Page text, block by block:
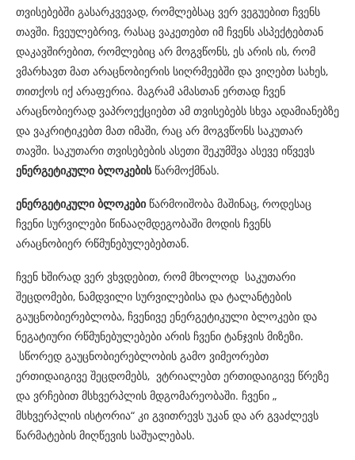
თვისებებში გასარკვევად, რომლებსაც ვერ ვეგუებით ჩვენს
თავში. ჩვეულებრივ, რასაც ვაკეთებთ იმ ჩვენს ასპექტებთან
დაკავშირებით, რომლებიც არ მოგვწონს, ეს არის ის, რომ
ვმარხავთ მათ არაცნობიერის სიღრმეებში და ვიღებთ სახეს,
თითქოს იქ არაფერია. მაგრამ ამასთან ერთად ჩვენ
არაცნობიერად ვაპროექციებთ ამ თვისებებს სხვა ადამიანებზე
და ვაკრიტიკებთ მათ იმაში, რაც არ მოგვწონს საკუთარ
თავში. საკუთარი თვისებების ასეთი შეკუმშვა ასევე იწვევს
ენერგეტიკული ბლოკებისწარმოქმნას.
ენერგეტიკული ბლოკები წარმოიშობა მაშინაც, როდესაც
ჩვენი სურვილები წინააღმდეგობაში მოდის ჩვენს
არაცნობიერ რწმუნებულებებთან.
ჩვენ ხშირად ვერ ვხვდებით, რომ მხოლოდ საკუთარი
შეცდომები, ნამდვილი სურვილებისა და ტალანტების
გაუცნობიერებლობა, ჩვენივე ენერგეტიკული ბლოკები და
ნეგატიური რწმუნებულებები არის ჩვენი ტანჯვის მიზეზი.
სწორედ გაუცნობიერებლობის გამო ვიმეორებთ
ერთიდაიგივე შეცდომებს, ვტრიალებთ ერთიდაიგივე წრეზე
და ვრჩებით მსხვერპლის მდგომარეობაში. ჩვენი „
მსხვერპლის ისტორია“ კი გვითრევს უკან და არ გვაძლევს
წარმატების მიღწევის საშუალებას.